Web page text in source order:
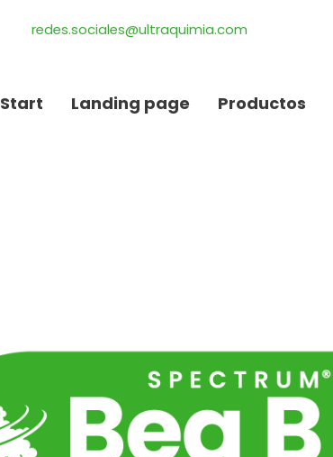
redes.sociales@ultraquimia.com
Start Landing page Productos